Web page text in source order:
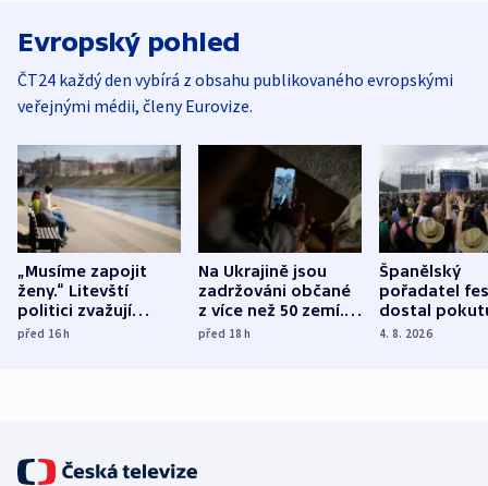
Evropský pohled
ČT24 každý den vybírá z obsahu publikovaného evropskými
veřejnými médii, členy Eurovize.
„Musíme zapojit
ženy.“ Litevští
politici zvažují
dohodu o
před 16h
Na Ukrajině jsou
zadržováni občané
z více než 50 zemí.
Bojovali na straně
před 18h
Španělský
pořadatel
dostal
nekalé
4. 8. 2026